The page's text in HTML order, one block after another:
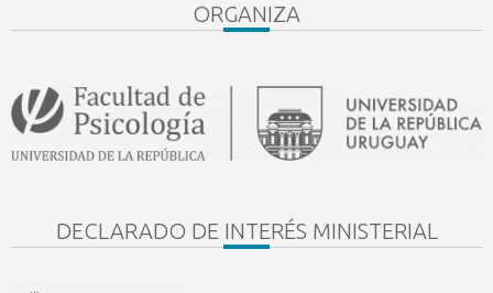
ORGANIZA
DECLARADO DE INTERÉS MINISTERIAL